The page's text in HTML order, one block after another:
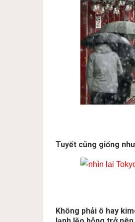
Tuyết cũng giống
Không phải ô hay